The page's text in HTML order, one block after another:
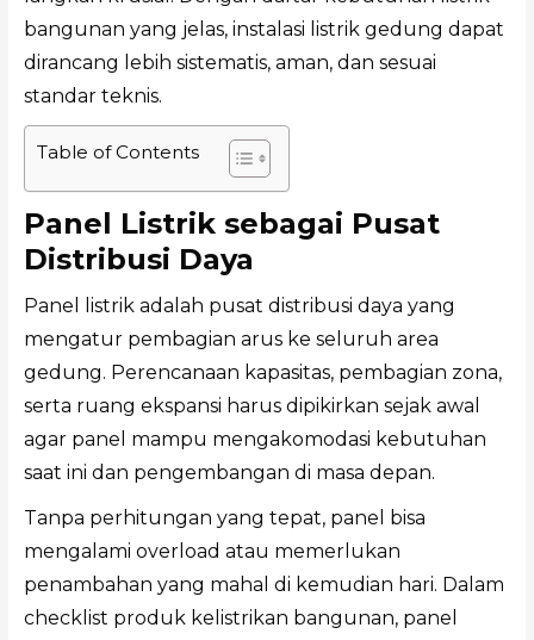
bangunan yang jelas, instalasi listrik gedung dapat
dirancang lebih sistematis, aman, dan sesuai
standar teknis.
Table of Contents
Panel Listrik sebagai Pusat
Distribusi Daya
Panel listrik adalah pusat distribusi daya yang
mengatur pembagian arus ke seluruh area
gedung. Perencanaan kapasitas, pembagian zona,
serta ruang ekspansi harus dipikirkan sejak awal
agar panel mampu mengakomodasi kebutuhan
saat ini dan pengembangan di masa depan.
Tanpa perhitungan yang tepat, panel bisa
mengalami overload atau memerlukan
penambahan yang mahal di kemudian hari. Dalam
checklist produk kelistrikan bangunan, panel